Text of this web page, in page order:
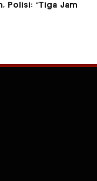
Polisi: “Tiga Jam